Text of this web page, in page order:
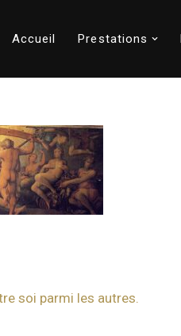
Accueil Prestations
soi parmi les autres.